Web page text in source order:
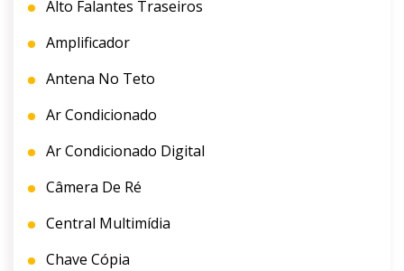
Alto Falantes Traseiros
Amplificador
Antena No Teto
Ar Condicionado
Ar Condicionado Digital
Câmera De Ré
Central Multimídia
Chave Cópia